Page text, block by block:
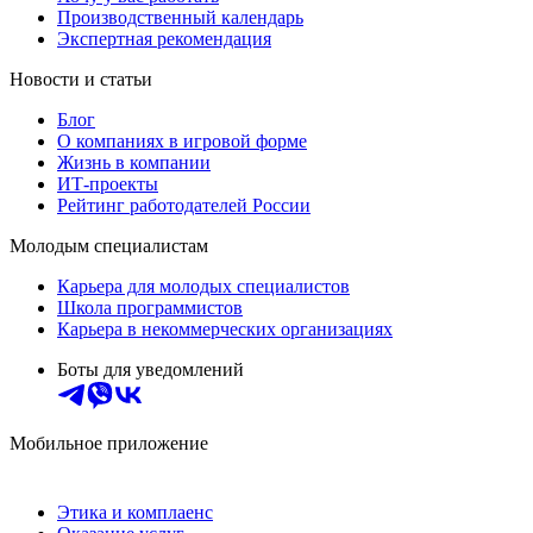
Производственный календарь
Экспертная рекомендация
Новости и статьи
Блог
О компаниях в игровой форме
Жизнь в компании
ИТ-проекты
Рейтинг работодателей России
Молодым специалистам
Карьера для молодых специалистов
Школа программистов
Карьера в некоммерческих организациях
Боты для уведомлений
Мобильное приложение
Этика и комплаенс